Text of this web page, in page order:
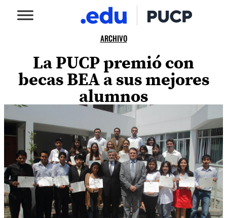
ARCHIVO
La PUCP premió con
becas BEA a sus mejores
alumnos